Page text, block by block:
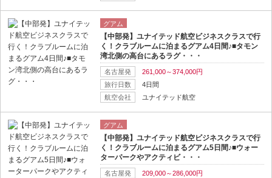
グアム
【中部発】ユナイテッド航空ビジネスクラスで行
く！クラブルームに泊まるグアム4日間♪■タモン
湾北側の高台にあるラグ・・・
名古屋発
261,000～374,000円
旅行日数
4日間
航空会社
ユナイテッド航空
グアム
【中部発】ユナイテッド航空ビジネスクラスで行
く！クラブルームに泊まるグアム5日間♪■ウォー
ターパークやアクティビ・・・
名古屋発
209,000～286,000円